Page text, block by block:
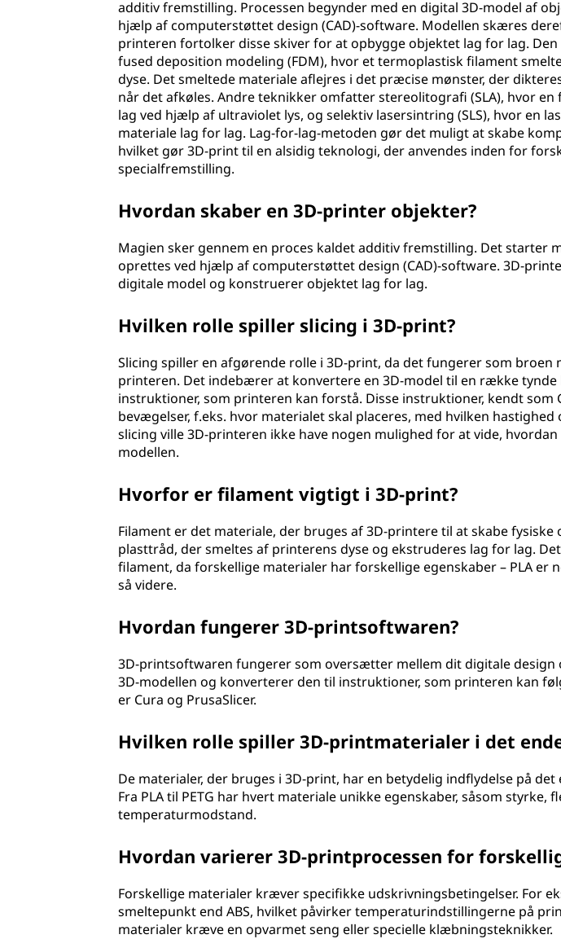
additiv fremstilling. Processen begynder med en digital 3D-model af
hjælp af computerstøttet design (CAD)-software. Modellen skæres
printeren fortolker disse skiver for at opbygge objektet lag for lag.
fused deposition modeling (FDM), hvor et termoplastisk filament
dyse. Det smeltede materiale aflejres i det præcise mønster, der
når det afkøles. Andre teknikker omfatter stereolitografi (SLA), hvor
lag ved hjælp af ultraviolet lys, og selektiv lasersintring (SLS), hvor en
materiale lag for lag. Lag-for-lag-metoden gør det muligt at skabe
hvilket gør 3D-print til en alsidig teknologi, der anvendes inden for
specialfremstilling.
Hvordan skaber en 3D-printer objekter?
Magien sker gennem en proces kaldet additiv fremstilling. Det starter
oprettes ved hjælp af computerstøttet design (CAD)-software. 3D-
digitale model og konstruerer objektet lag for lag.
Hvilken rolle spiller slicing i 3D-print?
Slicing spiller en afgørende rolle i 3D-print, da det fungerer som broen
printeren. Det indebærer at konvertere en 3D-model til en række tynde
instruktioner, som printeren kan forstå. Disse instruktioner, kendt som
bevægelser, f.eks. hvor materialet skal placeres, med hvilken
slicing ville 3D-printeren ikke have nogen mulighed for at vide,
modellen.
Hvorfor er filament vigtigt i 3D-print?
Filament er det materiale, der bruges af 3D-printere til at skabe fysiske
plasttråd, der smeltes af printerens dyse og ekstruderes lag for lag.
filament, da forskellige materialer har forskellige egenskaber – PLA er
så videre.
Hvordan fungerer 3D-printsoftwaren?
3D-printsoftwaren fungerer som oversætter mellem dit digitale design
3D-modellen og konverterer den til instruktioner, som printeren kan
er Cura og PrusaSlicer.
Hvilken rolle spiller 3D-printmaterialer i det
De materialer, der bruges i 3D-print, har en betydelig indflydelse på
Fra PLA til PETG har hvert materiale unikke egenskaber, såsom styrke,
temperaturmodstand.
Hvordan varierer 3D-printprocessen for
Forskellige materialer kræver specifikke udskrivningsbetingelser. For
smeltepunkt end ABS, hvilket påvirker temperaturindstillingerne på
materialer kræve en opvarmet seng eller specielle klæbningsteknikker.